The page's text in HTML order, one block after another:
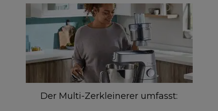
Der Multi-Zerkleinerer umfasst: